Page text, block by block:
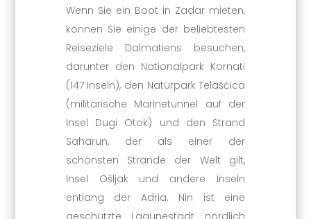
Wenn Sie ein Boot in Zadar mieten,
können Sie einige der beliebtesten
Reiseziele Dalmatiens besuchen,
darunter den Nationalpark Kornati
(147 Inseln), den Naturpark Telašćica
(militärische Marinetunnel auf der
Insel Dugi Otok) und den Strand
Saharun, der als einer der
schönsten Strände der Welt gilt,
Insel Ošljak und andere Inseln
entlang der Adria. Nin ist eine
geschützte Lagunestadt nördlich